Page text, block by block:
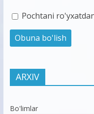
Pochtani
ARXIV
Bo'limlar